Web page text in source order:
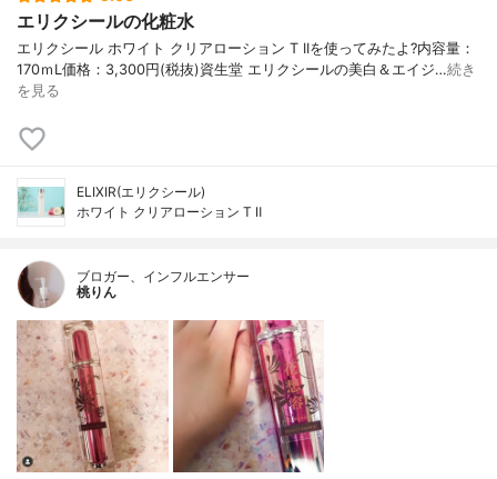
エリクシールの化粧水
エリクシール ホワイト クリアローション T IIを使ってみたよ? 内容量：
170ｍL 価格：3,300円(税抜) 資生堂 エリクシールの美白＆エイジ…続き
を見る
ELIXIR(エリクシール)
ホワイト クリアローション T Ⅱ
ブロガー、インフルエンサー
桃りん